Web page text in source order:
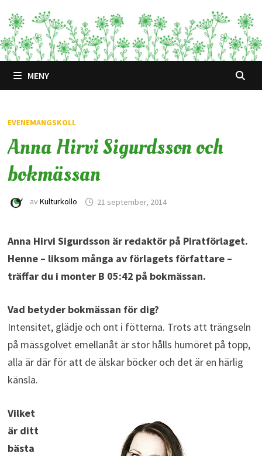
till
innehåll
MENY
EVENEMANGSKOLL
Anna Hirvi Sigurdsson och
bokmässan
av Kulturkollo 21 september, 2014
Anna Hirvi Sigurdsson är redaktör på Piratförlaget.
Henne – liksom många av förlagets författare –
träffar du i monter B 05:42 på bokmässan.
Vad betyder bokmässan för dig?
Intensitet, glädje och ont i fötterna. Trots att trängseln
på mässgolvet emellanåt är stor hålls humöret på topp,
alla är där för att de älskar böcker och det är en härlig
känsla.
Vilket
är ditt
bästa